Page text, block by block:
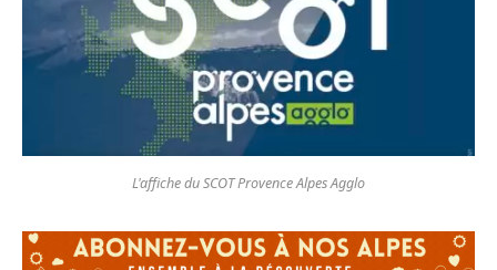
L'affiche du SCOT Provence Alpes Agglo